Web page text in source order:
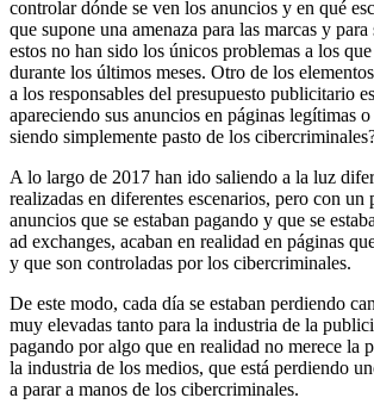
controlar dónde se ven los anuncios y en qué
que supone una amenaza para las marcas y
estos no han sido los únicos problemas a los
durante los últimos meses. Otro de los
a los responsables del presupuesto publicitario
apareciendo sus anuncios en páginas legítimas
siendo simplemente pasto de los
A lo largo de 2017 han ido saliendo a la luz
realizadas en diferentes escenarios, pero con
anuncios que se estaban pagando y que se
ad exchanges, acaban en realidad en páginas
y que son controladas por los cibercriminales.
De este modo, cada día se estaban perdiendo
muy elevadas tanto para la industria de la
pagando por algo que en realidad no merece la
la industria de los medios, que está perdiendo
a parar a manos de los cibercriminales.